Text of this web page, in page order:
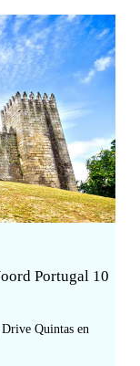
Portugal 10
Quintas en